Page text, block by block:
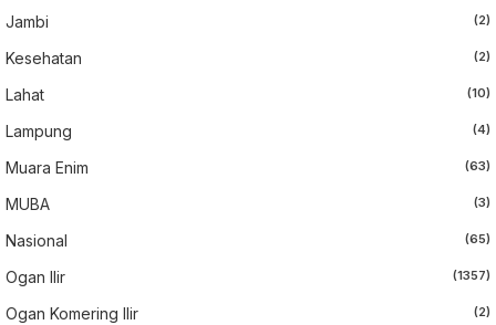
Jambi (2)
Kesehatan (2)
Lahat (10)
Lampung (4)
Muara Enim (63)
MUBA (3)
Nasional (65)
Ogan Ilir (1357)
Ogan Komering Ilir (2)